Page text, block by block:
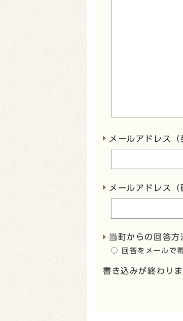
メールアドレス
メールアドレス（
当町からの回答方
回答をメールで
書き込みが終わり